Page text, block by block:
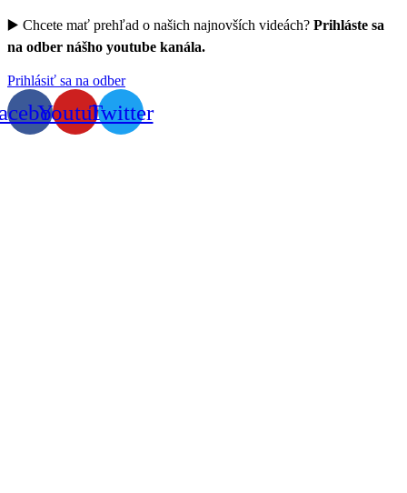
▶️ Chcete mať prehľad o našich najnovších videách? Prihláste sa
na odber nášho youtube kanála.
Prihlásiť sa na odber
YoutubeTwitter